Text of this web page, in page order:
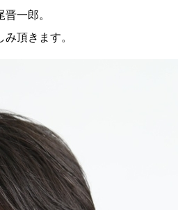
一郎。
頂きます。